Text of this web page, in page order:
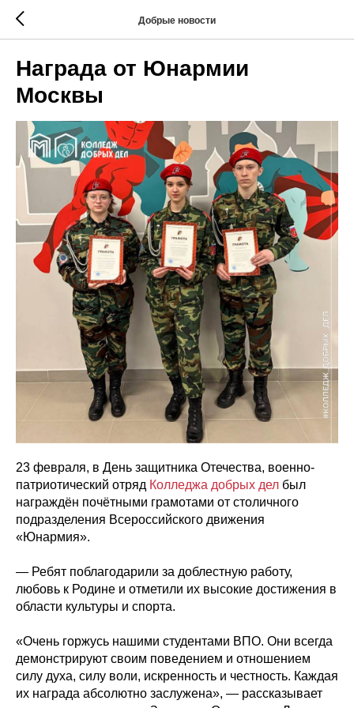
Добрые новости
Награда от Юнармии
Москвы
23 февраля, в День защитника Отечества, военно-
патриотический отряд Колледжа добрых дел был
награждён почётными грамотами от столичного
подразделения Всероссийского движения
«Юнармия».
— Ребят поблагодарили за доблестную работу,
любовь к Родине и отметили их высокие достижения в
области культуры и спорта.
«Очень горжусь нашими студентами ВПО. Они всегда
демонстрируют своим поведением и отношением
силу духа, силу воли, искренность и честность. Каждая
их награда абсолютно заслужена», — рассказывает